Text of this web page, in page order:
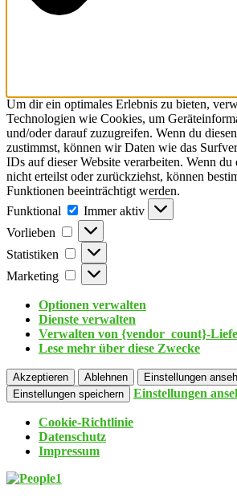
Um dir ein optimales Erlebnis zu bieten,
Technologien wie Cookies, um
und/oder darauf zuzugreifen. Wenn du
zustimmst, können wir Daten wie das
IDs auf dieser Website verarbeiten. Wenn
nicht erteilst oder zurückziehst, können
Funktionen beeinträchtigt werden.
Funktional
Immer aktiv
Vorlieben
Statistiken
Marketing
Optionen verwalten
Dienste verwalten
Verwalten von {vendor_count}-
Lese mehr über diese Zwecke
Akzeptieren Ablehnen
Einstellungen
Einstellungen speichern
Einstellungen
Cookie-Richtlinie
Datenschutz
Impressum